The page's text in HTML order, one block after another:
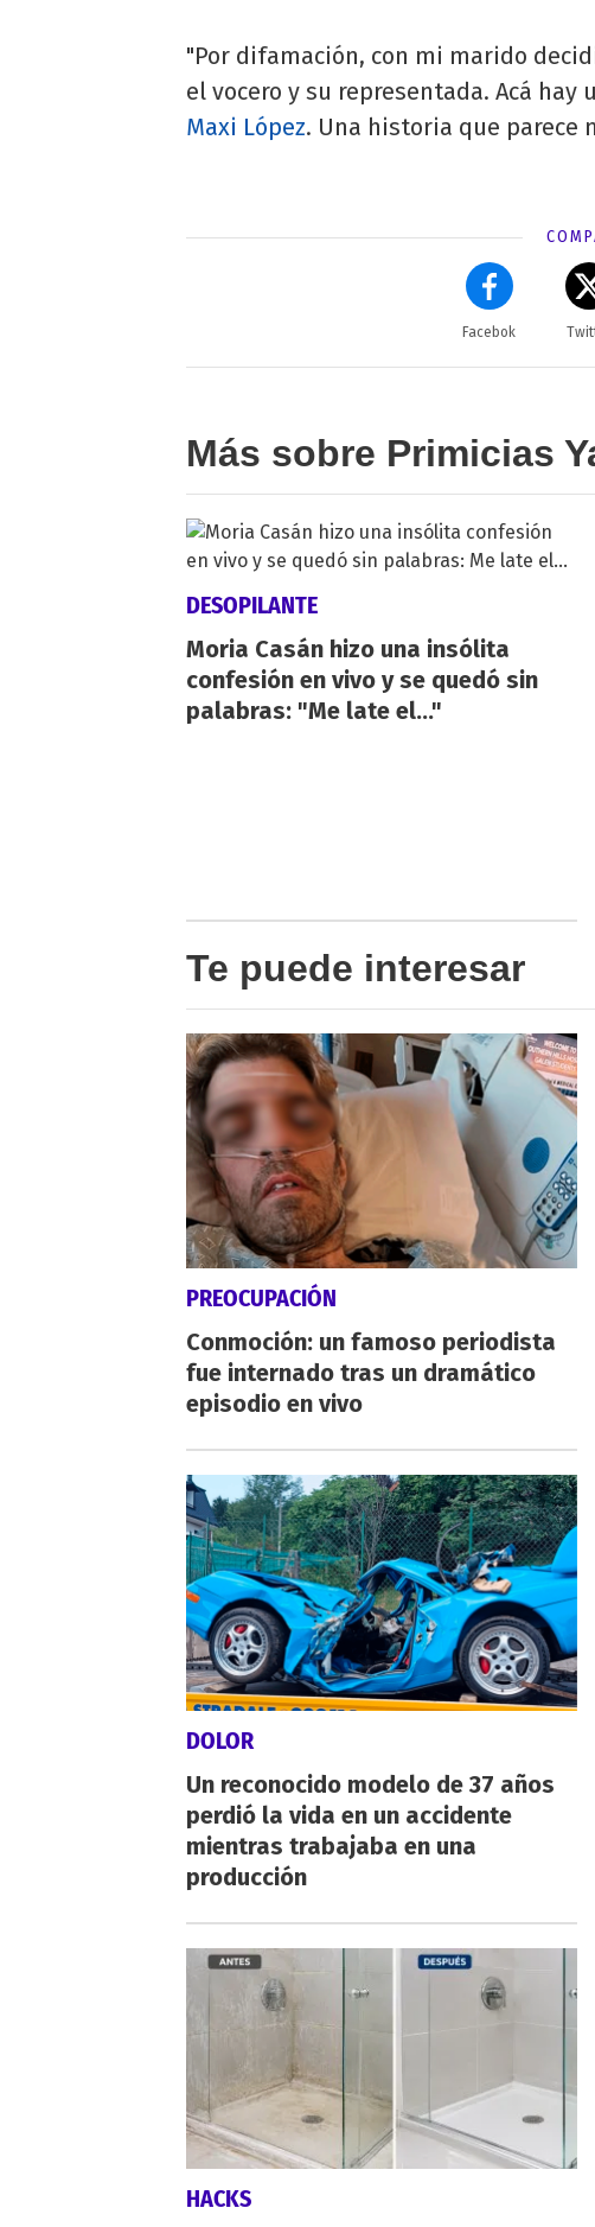
"Por difamación, con mi marido
el vocero y su representada. Acá
Maxi López. Una historia que parece
Facebok
Más sobre Primicias
DESOPILANTE
Moria Casán hizo una insólita
confesión en vivo y se quedó sin
palabras: "Me late el..."
Te puede interesar
PREOCUPACIÓN
Conmoción: un famoso periodista
fue internado tras un dramático
episodio en vivo
DOLOR
Un reconocido modelo de 37 años
perdió la vida en un accidente
mientras trabajaba en una
producción
HACKS